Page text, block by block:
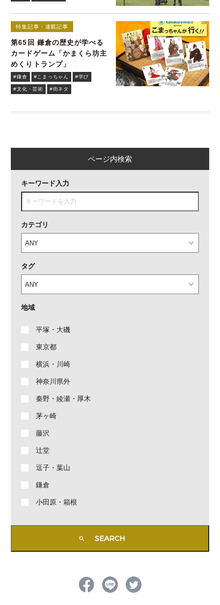
特集記事・連載記事
第65回 鎌倉の歴史が学べる
カードゲーム「かまくら坊主
めくりトランプ」
#鎌倉 #こまっちゃん #学び
#文化・芸術 #街ネタ
ページ内検索
キーワード入力
カテゴリ
タグ
地域
平塚・大磯
東京都
横浜・川崎
神奈川県外
秦野・綾瀬・厚木
茅ヶ崎
藤沢
辻堂
逗子・葉山
鎌倉
小田原・箱根